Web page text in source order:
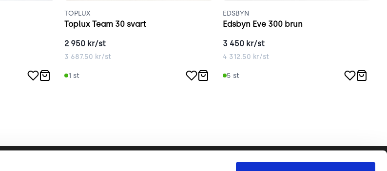
TOPLUX
Toplux Team 30 svart
2 950 kr/st
3 687.50 kr/st
1 st
EDSBYN
Edsbyn Eve 300 brun
3 450 kr/st
4 312.50 kr/st
5 st